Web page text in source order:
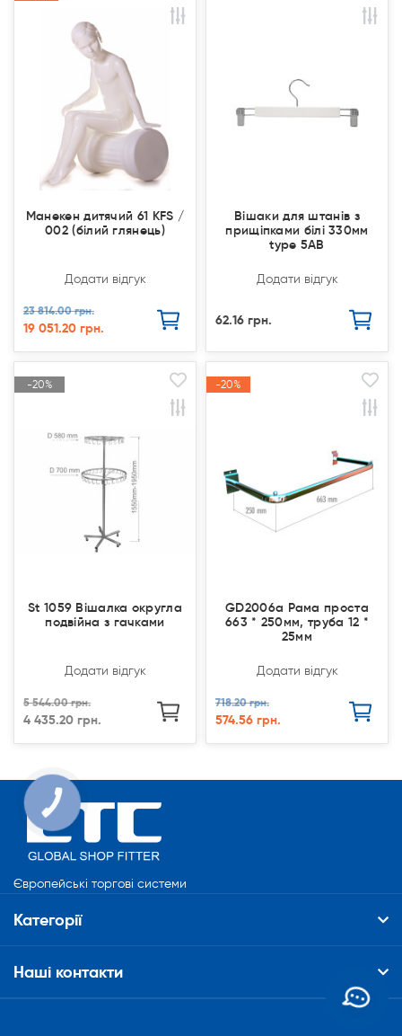
Манекен дитячий 61 KFS /
002 (білий глянець)
Додати відгук
23 814.00 грн.
19 051.20 грн.
Вішаки для штанів з
прищіпками білі 330мм
type 5АВ
Додати відгук
62.16 грн.
-20%
Продано
-20%
Продано
St 1059 Вішалка округла
подвійна з гачками
Додати відгук
5 544.00 грн.
4 435.20 грн.
-20%
-20%
GD2006a Рама проста
663 * 250мм, труба 12 *
25мм
Додати відгук
718.20 грн.
574.56 грн.
Європейські торгові системи
Категорії
Наші контакти
КНОПКА
СВЯЗИ